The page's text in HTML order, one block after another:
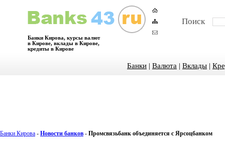
Банки Кирова, курсы валют
в Кирове, вклады в Кирове,
кредиты в Кирове
Поиск
Банки | Валюта | Вклады |
Банки Кирова - Новости банков - Промсвязьбанк объединяется с Ярсоцбанком